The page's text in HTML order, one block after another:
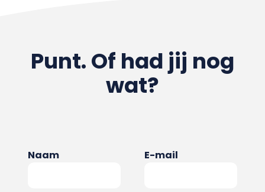
Punt. Of had jij nog
wat?
Naam E-mail